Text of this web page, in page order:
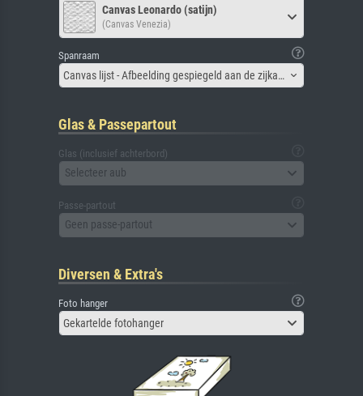
Canvas Leonardo (satijn)
(Canvas Venezia)
Spanraam
Canvas lijst - Afbeelding gespiegeld aan de zijkant
Glas & Passepartout
Glas (inclusief achterbord)
Selecteer aub
Passe-partout
Geen passe-partout
Diversen & Extra's
Foto hanger
Gekartelde fotohanger